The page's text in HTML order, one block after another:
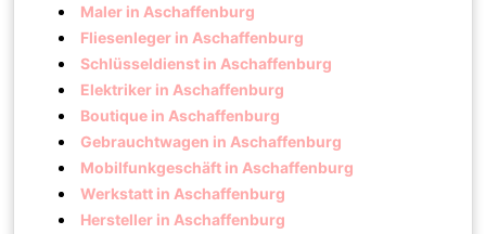
Maler in Aschaffenburg
Fliesenleger in Aschaffenburg
Schlüsseldienst in Aschaffenburg
Elektriker in Aschaffenburg
Boutique in Aschaffenburg
Gebrauchtwagen in Aschaffenburg
Mobilfunkgeschäft in Aschaffenburg
Werkstatt in Aschaffenburg
Hersteller in Aschaffenburg